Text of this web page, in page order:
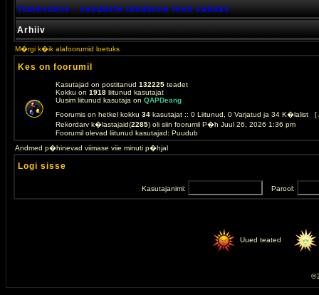
Tumesinine - seaduste tundmine teeb vabaks
Arhiiv
M�rgi k�ik alafoorumid loetuks
Kes on foorumil
Kasutajad on postitanud 132225 teadet
Kokku on 1918 liitunud kasutajat
Uusim liitunud kasutaja on QAPDeang
Foorumis on hetkel kokku 34 kasutajat :: 0 Liitunud, 0 Varjatud ja 34 K�lalist [
Rekordarv k�lastajaid(2285) oli siin foorumil P�h Juul 26, 2026 1:36 pm
Foorumil olevad liitunud kasutajad: Puudub
Andmed p�hinevad viimase viie minuti p�hjal
Logi sisse
Kasutajanimi: Parool:
Uued teated
©